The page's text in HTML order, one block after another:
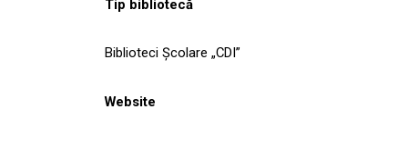
Tip bibliotecă
Biblioteci Școlare „CDI”
Website